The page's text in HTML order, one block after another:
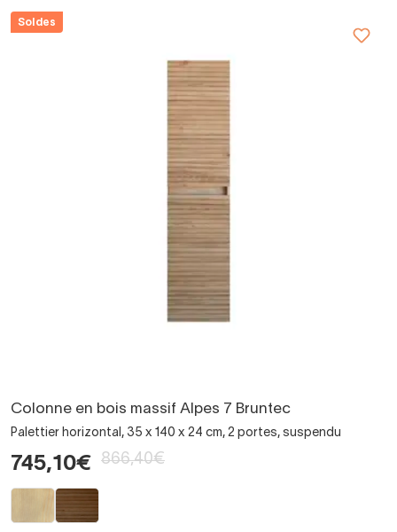
Soldes
Colonne en bois massif Alpes 7 Bruntec
Palettier horizontal, 35 x 140 x 24 cm, 2 portes, suspendu
745,10€ 866,40€